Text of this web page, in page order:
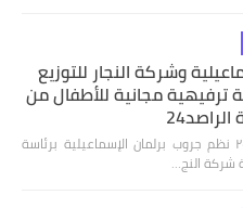
وشركة النجار للتوزيع
ترفيهية مجانية للأطفال من
كتبت أمل عبد الرحيم ٣ أغسطس ٢٠٢٦ نظم جروب برلمان الإسماعيلية برئاسة
شركة النج…